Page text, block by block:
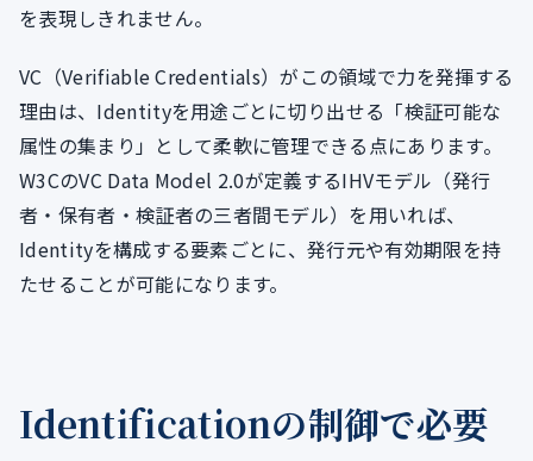
を表現しきれません。
VC（Verifiable Credentials）がこの領域で力を発揮する
理由は、Identityを用途ごとに切り出せる「検証可能な
属性の集まり」として柔軟に管理できる点にあります。
W3CのVC Data Model 2.0が定義するIHVモデル（発行
者・保有者・検証者の三者間モデル）を用いれば、
Identityを構成する要素ごとに、発行元や有効期限を持
たせることが可能になります。
Identificationの制御で必要